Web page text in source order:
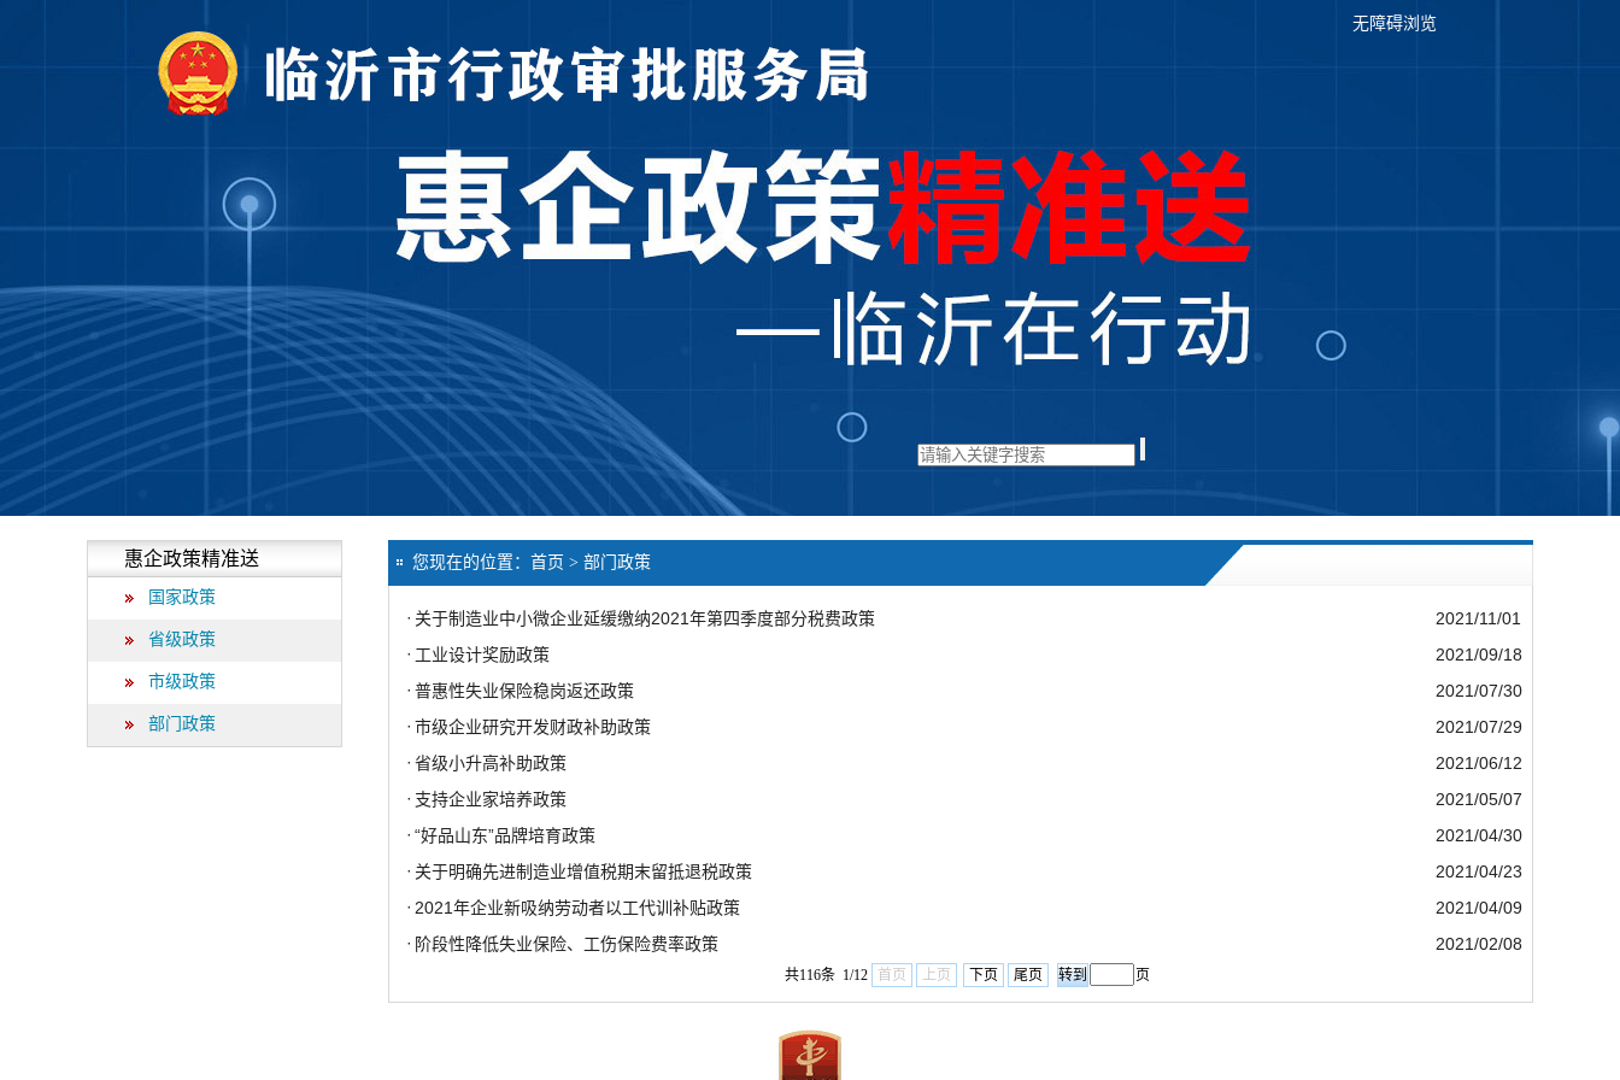
无障碍浏览
惠企政策精准送
国家政策
省级政策
市级政策
部门政策
您现在的位置： 首页 > 部门政策
· 关于制造业中小微企业延缓缴纳2021年第四季度部分税费政策
2021/11/01
· 工业设计奖励政策
2021/09/18
· 普惠性失业保险稳岗返还政策
2021/07/30
· 市级企业研究开发财政补助政策
2021/07/29
· 省级小升高补助政策
2021/06/12
· 支持企业家培养政策
2021/05/07
· “好品山东”品牌培育政策
2021/04/30
· 关于明确先进制造业增值税期末留抵退税政策
2021/04/23
· 2021年企业新吸纳劳动者以工代训补贴政策
2021/04/09
· 阶段性降低失业保险、工伤保险费率政策 2021/02/08
共116条 1/12 首页 上页 下页 尾页 页